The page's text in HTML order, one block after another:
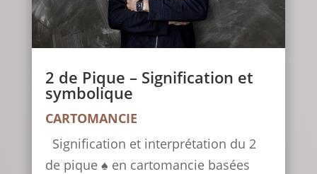
2 de Pique – Signification et
symbolique
CARTOMANCIE
Signification et interprétation du 2
de pique ♠ en cartomancie basées